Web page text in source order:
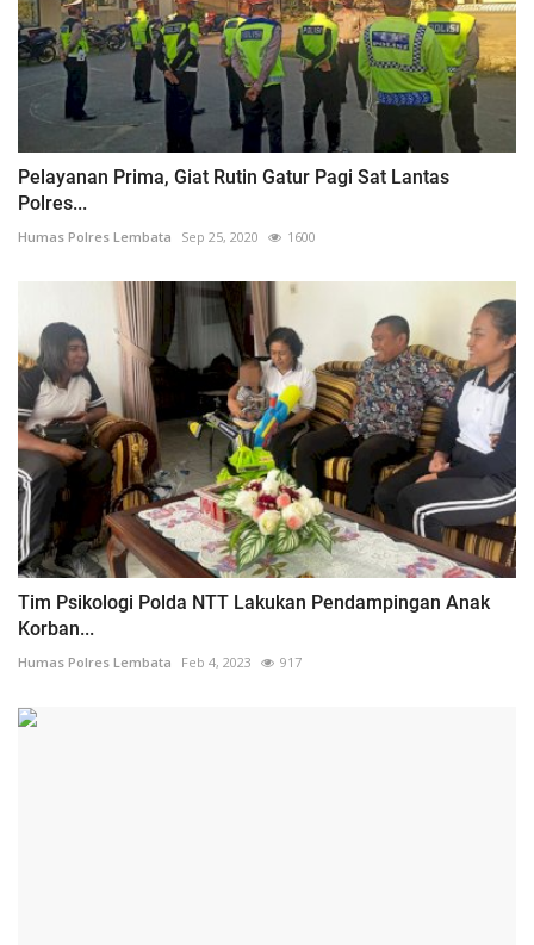
Pelayanan Prima, Giat Rutin Gatur Pagi Sat Lantas
Polres...
Humas Polres Lembata Sep 25, 2020 1600
Tim Psikologi Polda NTT Lakukan Pendampingan Anak
Korban...
Humas Polres Lembata Feb 4, 2023 917